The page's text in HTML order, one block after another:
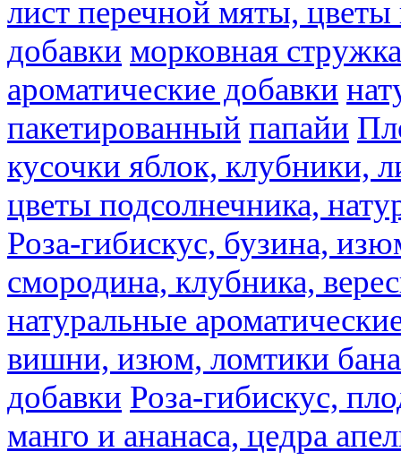
лист перечной мяты,
добавки морковная стружка
ароматические добавки
пакетированный папайи
кусочки яблок, клубники,
цветы подсолнечника,
Роза-гибискус, бузина,
смородина, клубника,
натуральные
вишни, изюм, ломтики
добавки Роза-гибискус,
манго и ананаса, цедра